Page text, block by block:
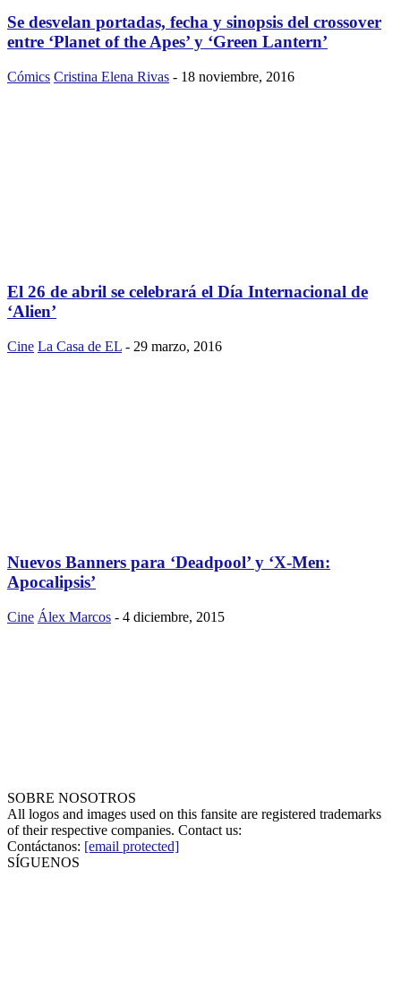
Se desvelan portadas, fecha y sinopsis del crossover
entre ‘Planet of the Apes’ y ‘Green Lantern’
Cómics Cristina Elena Rivas - 18 noviembre, 2016
El 26 de abril se celebrará el Día Internacional de
‘Alien’
Cine La Casa de EL - 29 marzo, 2016
Nuevos Banners para ‘Deadpool’ y ‘X-Men:
Apocalipsis’
Cine Álex Marcos - 4 diciembre, 2015
SOBRE NOSOTROS
All logos and images used on this fansite are registered trademarks
of their respective companies. Contact us:
Contáctanos: [email protected]
SÍGUENOS